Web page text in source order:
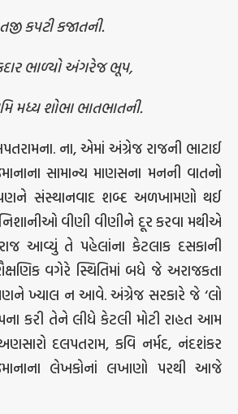
કપટી કજાતની.
ભાળ્યો અંગરેજ ભૂપ,
મધ્ય શોભા ભાતભાતની.
ના, એમાં અંગ્રેજ રાજની ભાટાઈ
સામાન્ય માણસના મનની વાતનો
સંસ્થાનવાદ શબ્દ અળખામણો થઈ
વીણી વીણીને દૂર કરવા મથીએ
આવ્યું તે પહેલાંના કેટલાક દસકાની
વગેરે સ્થિતિમાં બધે જે અરાજકતા
ખ્યાલ ન આવે. અંગ્રેજ સરકારે જે ‘લો
કરી તેને લીધે કેટલી મોટી રાહત આમ
દલપતરામ, કવિ નર્મદ, નંદશંકર
લેખકોનાં લખાણો પરથી આજે